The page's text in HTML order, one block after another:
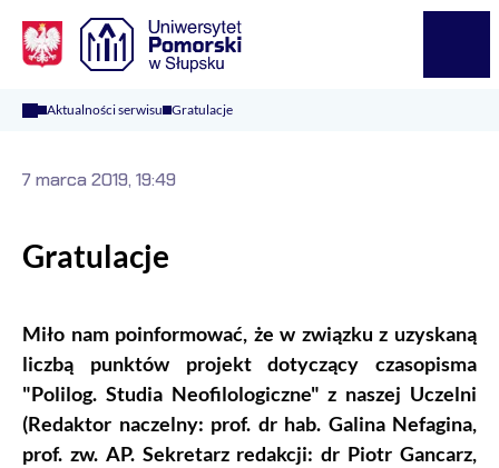
Aktualności serwisu Gratulacje
Gratulacje
Miło nam poinformować, że w związku z uzyskaną
liczbą punktów projekt dotyczący czasopisma
"Polilog. Studia Neofilologiczne" z naszej Uczelni
(Redaktor naczelny: prof. dr hab. Galina Nefagina,
prof. zw. AP. Sekretarz redakcji: dr Piotr Gancarz,
7 marca 2019, 19:49